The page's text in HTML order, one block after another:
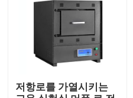
접촉
저항로를 가열시키는